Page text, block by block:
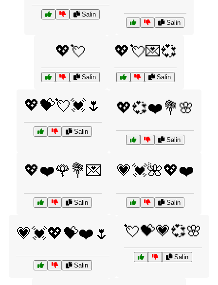
Salin
Salin
💖💘
Salin
💖💘💌💞
Salin
💖💝💘💓🌷
Salin
💖💞❤️💐🌸
Salin
💖❤️🌹💐💌
Salin
💗💓🌺💖❤️
Salin
💗💓💖💝❤️🌷
Salin
💘💝💗💞🌸
Salin